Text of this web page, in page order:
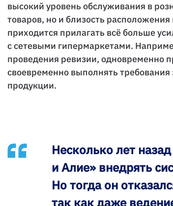
высокий уровень обслуживания в
товаров, но и близость
приходится прилагать всё больше
с сетевыми гипермаркетами.
проведения ревизии, одновременно
своевременно выполнять
продукции.
Несколько лет
и Алие» внедрять
Но тогда он
так как даже